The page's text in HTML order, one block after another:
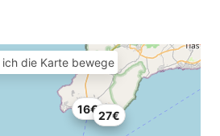
16€27€
die Karte bewege